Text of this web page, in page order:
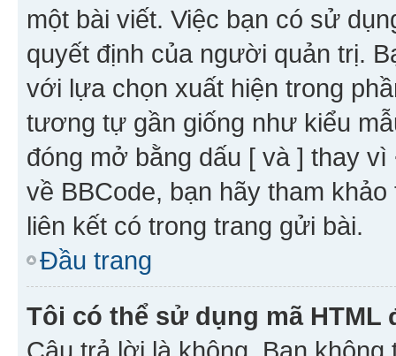
một bài viết. Việc bạn có sử
quyết định của người quản trị.
với lựa chọn xuất hiện trong
tương tự gần giống như kiểu
đóng mở bằng dấu [ và ] thay
về BBCode, bạn hãy tham
liên kết có trong trang gửi bài.
Đầu trang
Tôi có thể sử dụng mã